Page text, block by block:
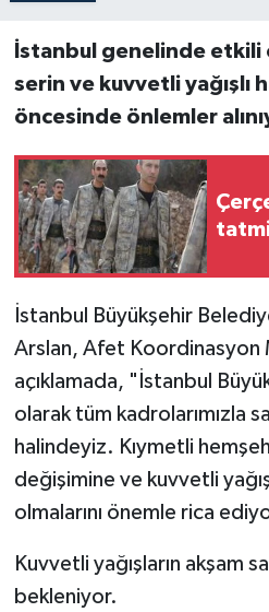
İstanbul genelinde etkili
serin ve kuvvetli yağışlı
öncesinde önlemler
İstanbul Büyükşehir
Arslan, Afet Koordinasyon
açıklamada, "İstanbul
olarak tüm kadrolarımızla
halindeyiz. Kıymetli
değişimine ve kuvvetli
olmalarını önemle rica
Kuvvetli yağışların akşam
bekleniyor.